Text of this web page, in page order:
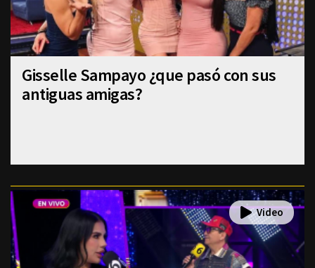
Gisselle Sampayo ¿que pasó con sus
antiguas amigas?